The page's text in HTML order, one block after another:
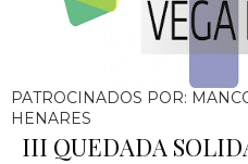
PATROCINADOS POR:
HENARES
III QUEDADA